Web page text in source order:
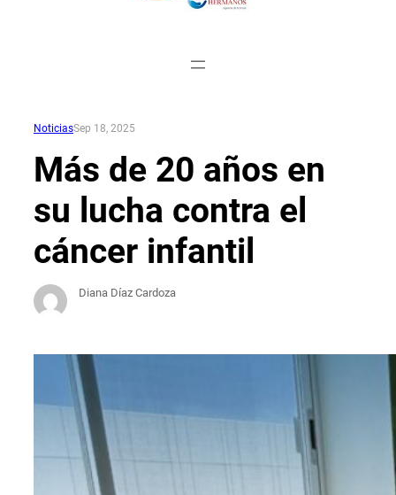
NoticiasSep 18, 2025
Más de 20 años en
su lucha contra el
cáncer infantil
Diana Díaz Cardoza